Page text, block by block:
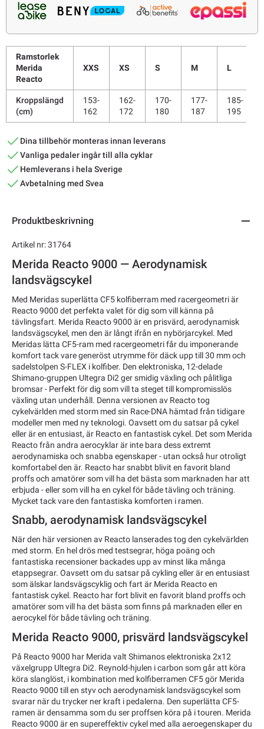
Ramstorlek
Merida
Reacto
XXS XS S M L
Kroppslängd
(cm)
153-
162
162-
172
170-
180
177-
187
185-
195
Dina tillbehör monteras innan leverans
Vanliga pedaler ingår till alla cyklar
Hemleverans i hela Sverige
Avbetalning med Svea
Produktbeskrivning
Artikel nr: 31764
Merida Reacto 9000 — Aerodynamisk
landsvägscykel
Med Meridas superlätta CF5 kolfiberram med racergeometri är
Reacto 9000 det perfekta valet för dig som vill känna på
tävlingsfart. Merida Reacto 9000 är en prisvärd, aerodynamisk
landsvägscykel, men den är långt ifrån en nybörjarcykel. Med
Meridas lätta CF5-ram med racergeometri får du imponerande
komfort tack vare generöst utrymme för däck upp till 30 mm och
sadelstolpen S-FLEX i kolfiber. Den elektroniska, 12-delade
Shimano-gruppen Ultegra Di2 ger smidig växling och pålitliga
bromsar - Perfekt för dig som vill ta steget till kompromisslös
växling utan underhåll. Denna versionen av Reacto tog
cykelvärlden med storm med sin Race-DNA hämtad från tidigare
modeller men med ny teknologi. Oavsett om du satsar på cykel
eller är en entusiast, är Reacto en fantastisk cykel. Det som Merida
Reacto från andra aerocyklar är inte bara dess extremt
aerodynamiska och snabba egenskaper - utan också hur otroligt
komfortabel den är. Reacto har snabbt blivit en favorit bland
proffs och amatörer som vill ha det bästa som marknaden har att
erbjuda - eller som vill ha en cykel för både tävling och träning.
Mycket tack vare den fantastiska komforten i ramen.
Snabb, aerodynamisk landsvägscykel
När den här versionen av Reacto lanserades tog den cykelvärlden
med storm. En hel drös med testsegrar, höga poäng och
fantastiska recensioner backades upp av minst lika många
etappsegrar. Oavsett om du satsar på cykling eller är en entusiast
som älskar landsvägscyklig och fart är Merida Reacto en
fantastisk cykel. Reacto har fort blivit en favorit bland proffs och
amatörer som vill ha det bästa som finns på marknaden eller en
aerocykel för både tävling och träning.
Merida Reacto 9000, prisvärd landsvägscykel
På Reacto 9000 har Merida valt Shimanos elektroniska 2x12
växelgrupp Ultegra Di2. Reynold-hjulen i carbon som går att köra
köra slanglöst, i kombination med kolfiberramen CF5 gör Merida
Reacto 9000 till en styv och aerodynamisk landsvägscykel som
svarar när du trycker ner kraft i pedalerna. Den superlätta CF5-
ramen är densamma som du ser proffsen köra på i touren. Merida
Reacto 9000 är en supereffektiv cykel med alla aeroegenskaper du